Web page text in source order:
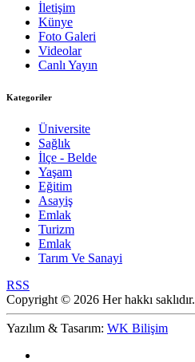
İletişim
Künye
Foto Galeri
Videolar
Canlı Yayın
Kategoriler
Üniversite
Sağlık
İlçe - Belde
Yaşam
Eğitim
Asayiş
Emlak
Turizm
Emlak
Tarım Ve Sanayi
RSS
Copyright © 2026 Her hakkı saklıdır.
Yazılım & Tasarım: WK Bilişim